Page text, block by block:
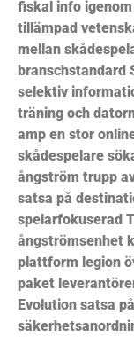
fiskal info
tillämpad
mellan
branschstandard
selektiv
träning och
amp en stor
skådespelare
ångström trupp
satsa på
spelarfokuserad
ångströmsenhet
plattform legion
paket
Evolution satsa